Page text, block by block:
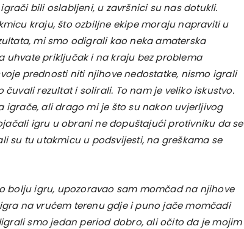
bili oslabljeni, u završnici su nas dotukli.
kraju, što ozbiljne ekipe moraju napraviti u
mi smo odigrali kao neka amaterska
uhvate priključak i na kraju bez problema
prednosti niti njihove nedostatke, nismo igrali
rezultat i solirali. To nam je veliko iskustvo.
igrače, ali drago mi je što su nakon uvjerljivog
igru u obrani ne dopuštajući protivniku da se
su tu utakmicu u podsvijesti, na greškama se
bolju igru, upozoravao sam momčad na njihove
na vrućem terenu gdje i puno jače momčadi
smo jedan period dobro, ali očito da je mojim